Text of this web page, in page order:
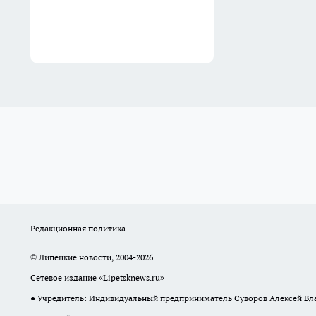
Редакционная политика
© Липецкие новости, 2004-2026
Сетевое издание «Lipetsknews.ru»
● Учредитель: Индивидуальный предприниматель Суворов Алексей